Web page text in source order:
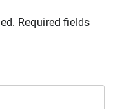
Required fields